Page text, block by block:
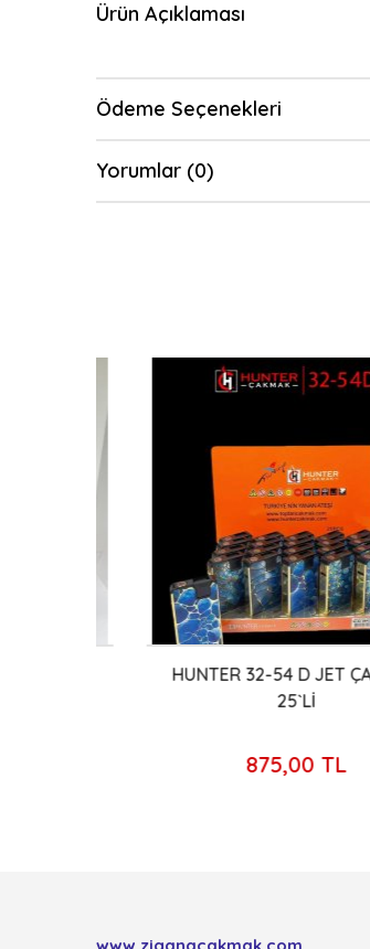
Ürün Açıklaması
Ödeme Seçenekleri
Yorumlar (0)
HUNTER 32-54 D JET ÇAKMAK
875,00 TL